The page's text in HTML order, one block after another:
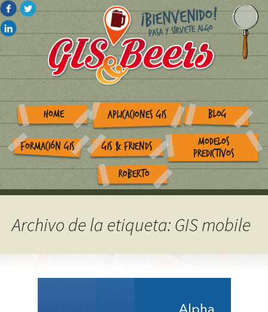
HOME APLICACIONES GIS BLOG
FORMACIÓN GIS GIS & FRIENDS
MODELOS
PREDICTIVOS
ROBERTO
Archivo de la etiqueta: GIS mobile